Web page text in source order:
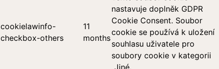
cookielawinfo-
checkbox-others
11
months
nastavuje doplněk GDPR
Cookie Consent. Soubor
cookie se používá k uložení
souhlasu uživatele pro
soubory cookie v kategorii
„Jiné.